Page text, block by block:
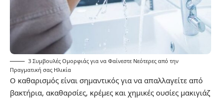
3 Συμβουλές Ομορφιάς για να Φαίνεστε Νεότερες από την
Πραγματική σας Ηλικία
Ο καθαρισμός είναι σημαντικός για να απαλλαγείτε από
βακτήρια, ακαθαρσίες, κρέμες και χημικές ουσίες μακιγιάζ